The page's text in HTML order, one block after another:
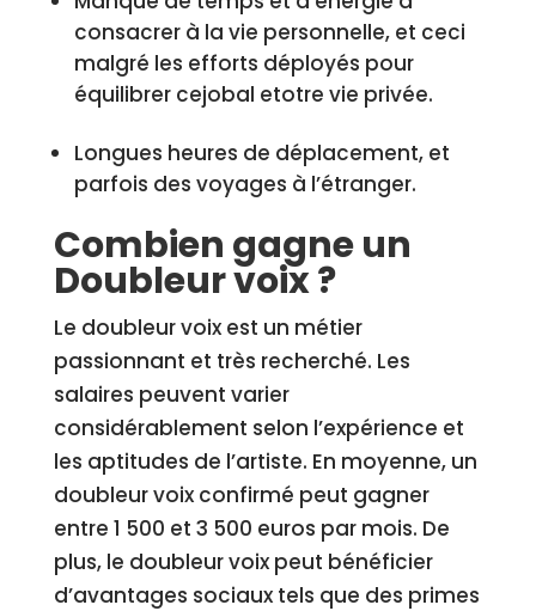
consacrer à la vie personnelle, et ceci
malgré les efforts déployés pour
équilibrer cejobal etotre vie privée.
Longues heures de déplacement, et
parfois des voyages à l’étranger.
Combien gagne un
Doubleur voix ?
Le doubleur voix est un métier
passionnant et très recherché. Les
salaires peuvent varier
considérablement selon l’expérience et
les aptitudes de l’artiste. En moyenne, un
doubleur voix confirmé peut gagner
entre 1 500 et 3 500 euros par mois. De
plus, le doubleur voix peut bénéficier
d’avantages sociaux tels que des primes